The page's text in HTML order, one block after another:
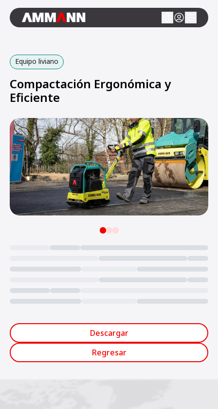
Equipo liviano
Compactación Ergonómica y
Eficiente
Descargar
Regresar